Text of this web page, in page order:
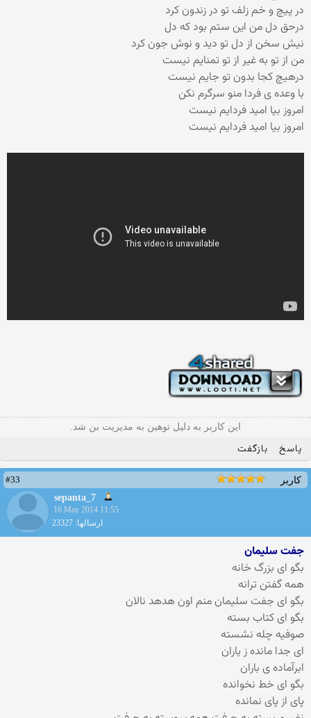
در پیچ و خم زلف تو در زندون کرد
درحق دل من این ستم بود که دل
نیش سخن از دل تو دید و نوش جون کرد
من از تو به غیر از تو تمنایم نیست
درهیچ کجا بدون تو جایم نیست
با وعده ی فردا منو سرگرم نکن
امروز بیا امید فردایم نیست
امروز بیا امید فردایم نیست
این کاربر به دلیل توهین به مدیریت بن شد.
پاسخ بازگفت
کاربر
#33
sepanta_7
16 May 2014 11:55
ارسالها: 23327
جفت سلیمان
بگو ای بزرگ خانه
همه گفتن ترانه
بگو ای جفت سلیمان منم اون هدهد نالان
بگو ای کتاب بسته
صوفیه چله نشسته
ای جدا مانده ز یاران
ابرآماده ی باران
بگو ای خط نخوانده
پای از پای نمانده